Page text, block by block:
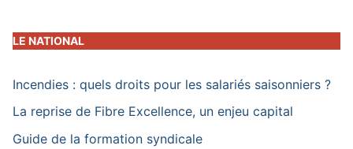
LE NATIONAL
Incendies : quels droits pour les salariés saisonniers ?
La reprise de Fibre Excellence, un enjeu capital
Guide de la formation syndicale